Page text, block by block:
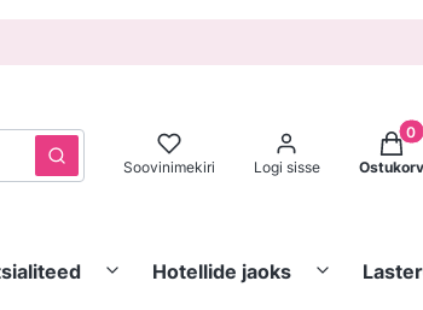
PuhastaOtsi Soovinimekiri Logi sisse Ostukorv
Hotellide jaoks